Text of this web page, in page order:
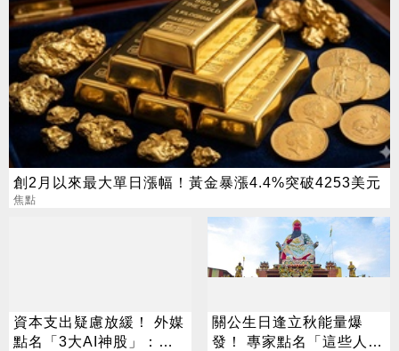
創2月以來最大單日漲幅！黃金暴漲4.4%突破4253美元
焦點
資本支出疑慮放緩！ 外媒
點名「3大AI神股」：沒
關公生日逢立秋能量爆
發！ 專家點名「這些人」